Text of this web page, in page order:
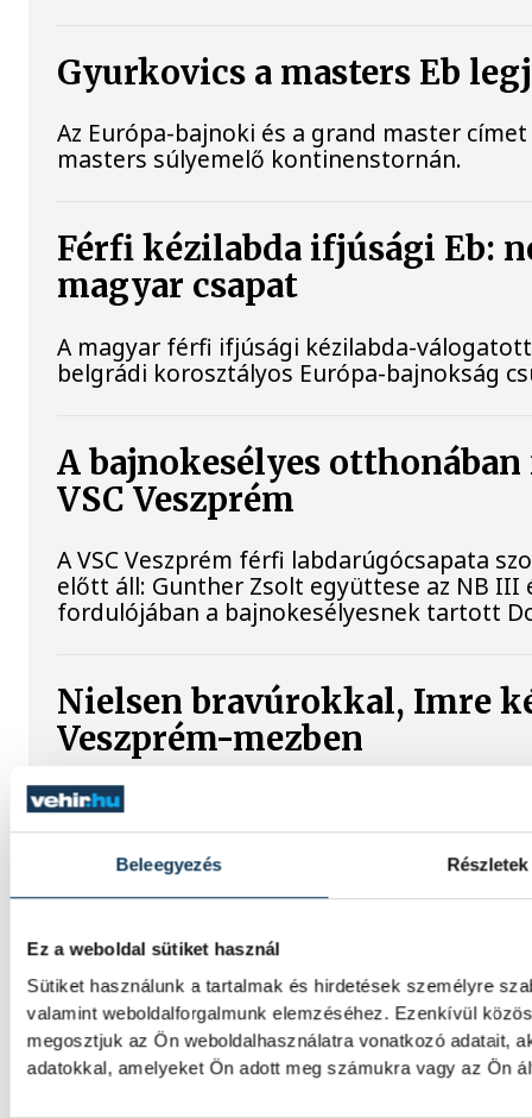
Beleegyezés Részletek
Ez a weboldal sütiket használ
Sütiket használunk a tartalmak és hirdetések személyre
valamint weboldalforgalmunk elemzéséhez. Ezenkívül
megosztjuk az Ön weboldalhasználatra vonatkozó adatait,
adatokkal, amelyeket Ön adott meg számukra vagy az Ön
Gyurkovics a masters Eb
Az Európa-bajnoki és a grand master
masters súlyemelő kontinenstornán.
Férfi kézilabda ifjúsági Eb:
magyar csapat
A magyar férfi ifjúsági kézilabda-
belgrádi korosztályos Európa-bajnokság
A bajnokesélyes
VSC Veszprém
A VSC Veszprém férfi labdarúgócsapata
előtt áll: Gunther Zsolt együttese az NB
fordulójában a bajnokesélyesnek tartott
Nielsen bravúrokkal, Imre
Veszprém-mezben
A bajnoki és Magyar Kupa-címvédő One
aratott az ETO University HT
nyári felkészülési mérkőzések sorát.
diktált, és a találkozó nagy részében
Női kézilabda ifjúsági vb: a
kikapott Dániától a
A magyar női ifjúsági kézilabda-